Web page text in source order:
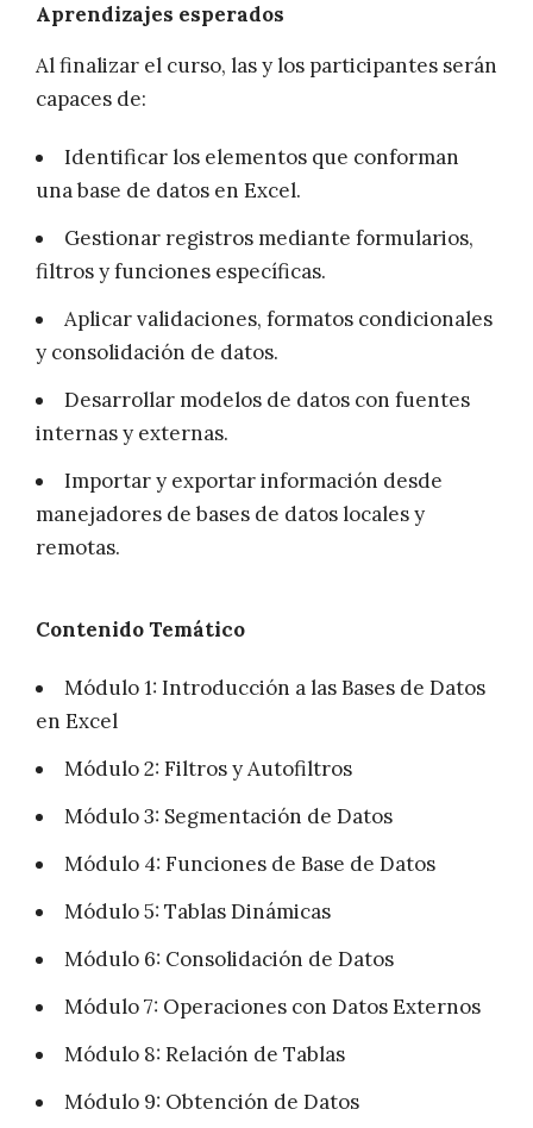
Aprendizajes esperados
Al finalizar el curso, las y los participantes serán
capaces de:
Identificar los elementos que conforman
una base de datos en Excel.
Gestionar registros mediante formularios,
filtros y funciones específicas.
Aplicar validaciones, formatos condicionales
y consolidación de datos.
Desarrollar modelos de datos con fuentes
internas y externas.
Importar y exportar información desde
manejadores de bases de datos locales y
remotas.
Contenido Temático
Módulo 1: Introducción a las Bases de Datos
en Excel
Módulo 2: Filtros y Autofiltros
Módulo 3: Segmentación de Datos
Módulo 4: Funciones de Base de Datos
Módulo 5: Tablas Dinámicas
Módulo 6: Consolidación de Datos
Módulo 7: Operaciones con Datos Externos
Módulo 8: Relación de Tablas
Módulo 9: Obtención de Datos